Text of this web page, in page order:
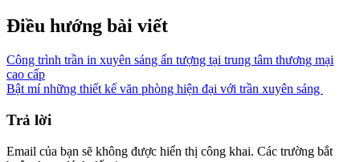
Điều hướng bài viết
Công trình trần in xuyên sáng ấn tượng tại trung tâm thương mại
cao cấp
Bật mí những thiết kế văn phòng hiện đại với trần xuyên sáng
Trả lời
Email của bạn sẽ không được hiển thị công khai. Các trường bắt